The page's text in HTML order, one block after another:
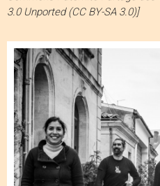
3.0 Unported (CC BY-SA 3.0)]